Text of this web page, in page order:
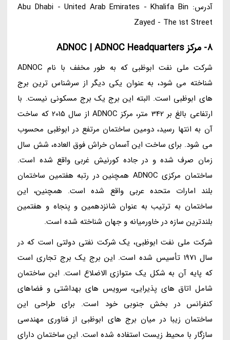
آدرس: Abu Dhabi - United Arab Emirates - Khalifa Bin
Zayed - The 1st Street
8- مرکز ADNOC | ADNOC Headquarters
شرکت ملی نفت ابوظبی که به طور مخفف با نام ADNOC
شناخته می شود، به عنوان یکی دیگر از سرشناس ترین برج
های ابوظبی است. البته این برج یک برج مسکونی نیست. با
ارتفاعی بالغ بر 342 متر، مرکز ADNOC از سال 2015 که ساخت
آن به انتها رسید، دومین ساختمان مرتفع در ابوظبی محسوب
می شود. برای ساخت این آسمان خراش فوق العاده، شش سال
زمان صرف شده و در جاده کورنیش غربی واقع شده است.
ساختمان مرکزی ADNOC همچنین در رتبه هفتمین ساختمان
بلند امارات متحده عربی واقع شده است. همچنین، این
ساختمان به ترتیب به عنوان شانزدهمین و پنجاه و هفتمین
بلندترین سازه در خاورمیانه و جهان شناخته شده است.
شرکت ملی نفت ابوظبی، یک شرکت نفتی دولتی است که در
سال 1971 تأسیس شده است. این برج یک برج تجاری است
که پایه آن به شکل یک متوازی الاضلاع است. این ساختمان
شامل اتاق های پذیرایی، سرویس های بهداشتی و فضاهای
کنفرانس در بخش جنوبی خود است. برای طراحی این
ساختمان زیبا در میان برج های ابوظبی از فناوری مهندسی
سازگار با محیط زیست استفاده شده است. این ساختمان دارای